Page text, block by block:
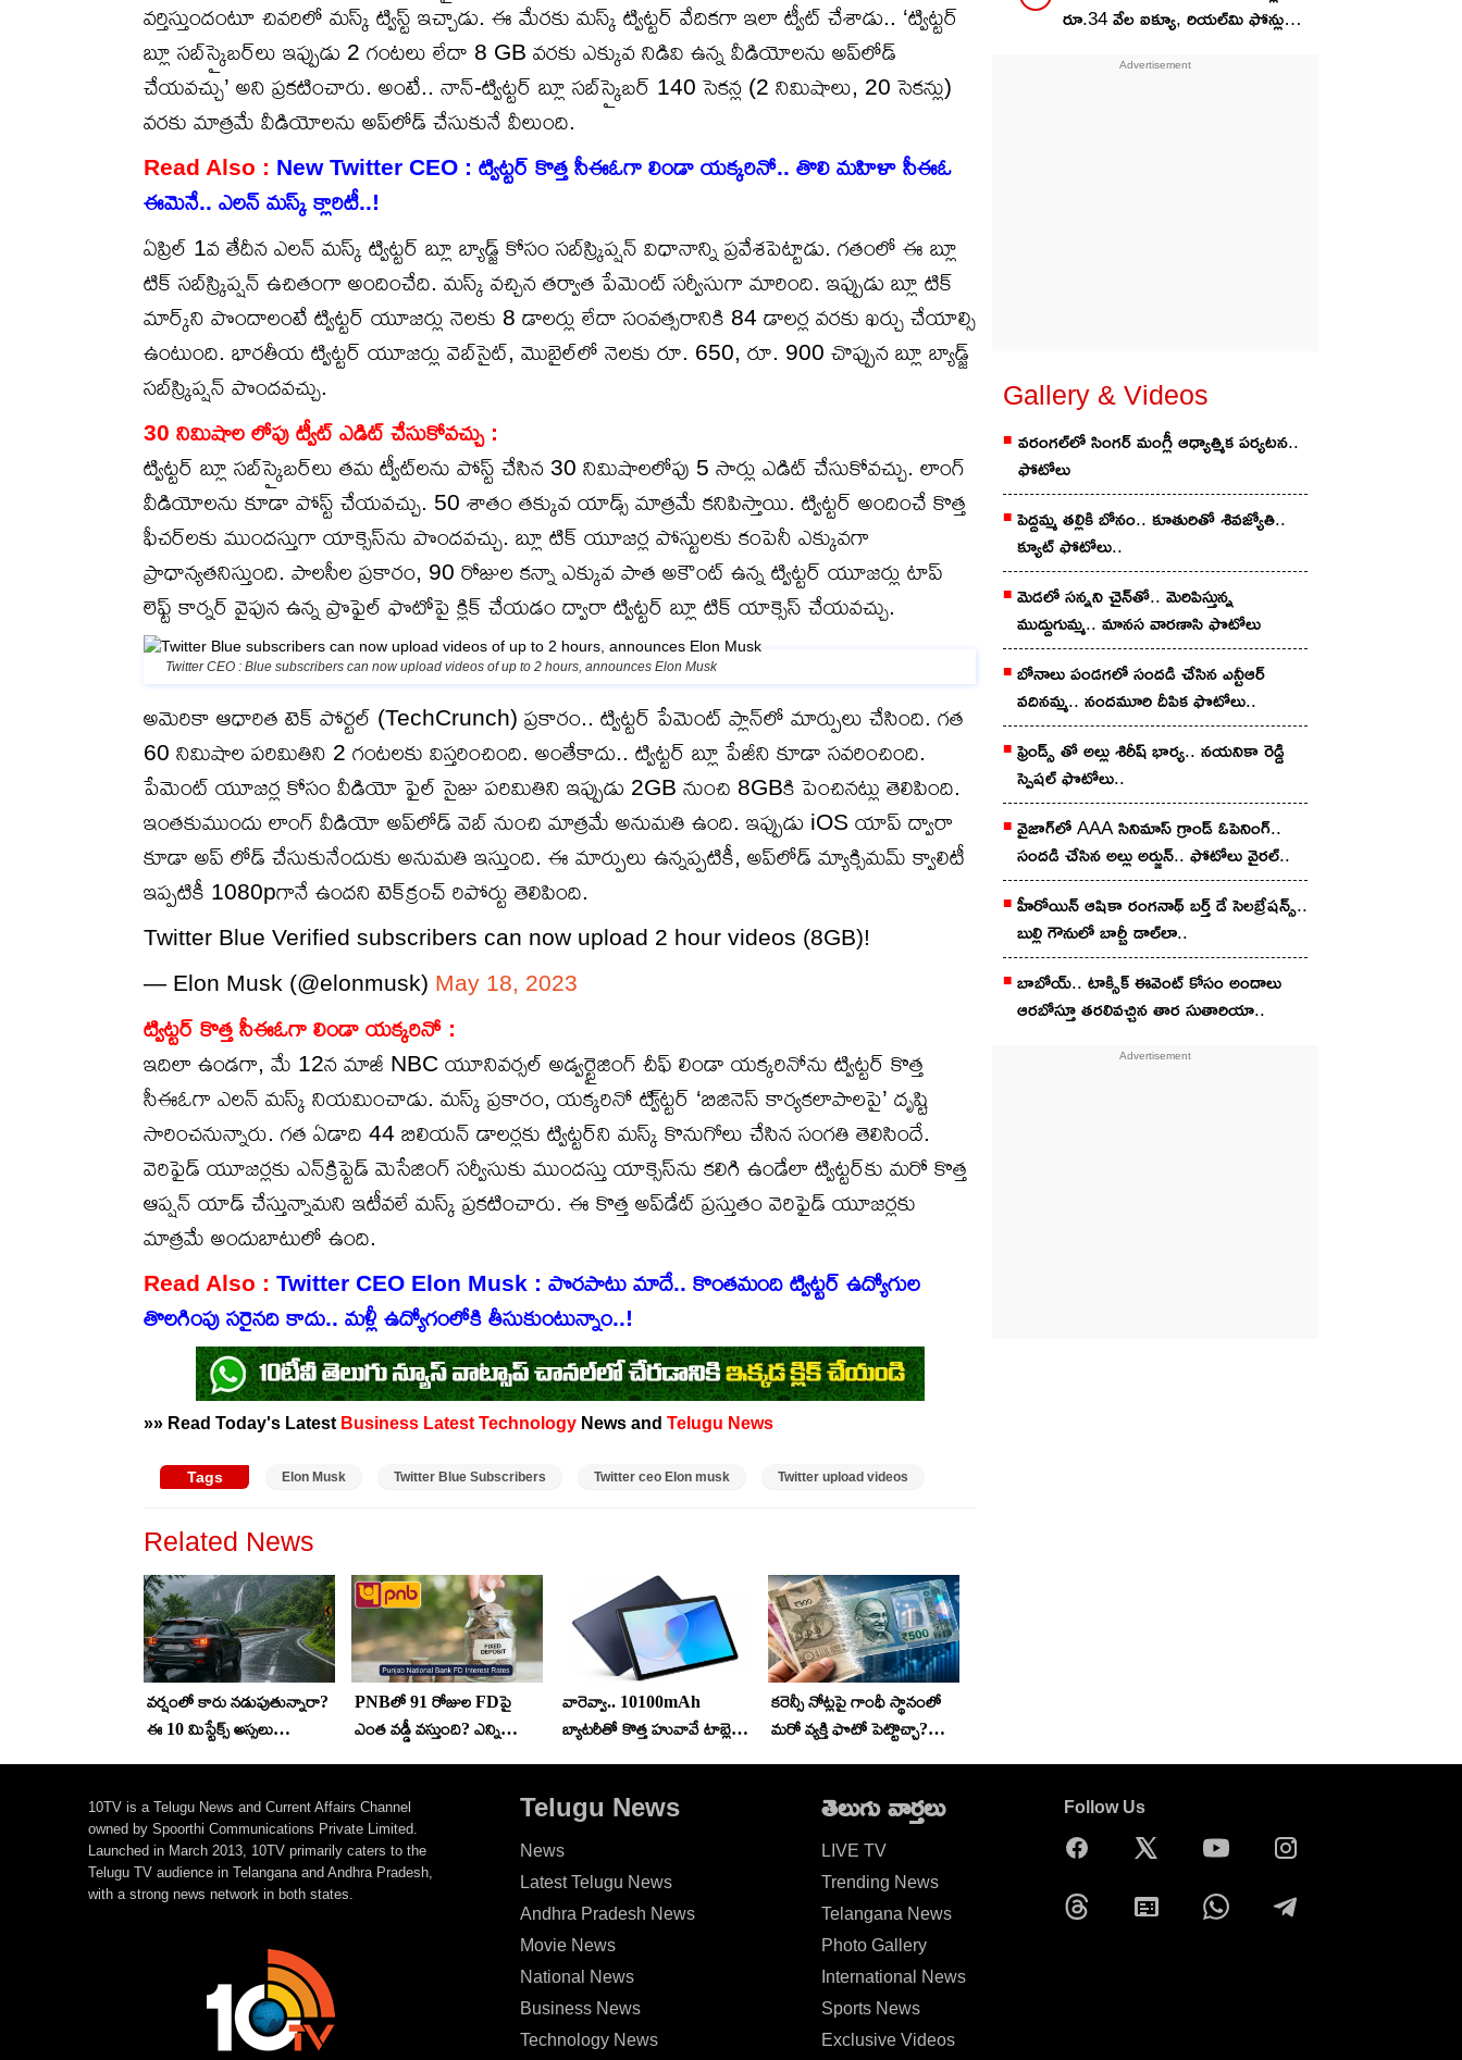
వర్తిస్తుందంటూ చివరిలో మస్క్ ట్విస్ట్ ఇచ్చాడు. ఈ మేరకు మస్క్ ట్విట్టర్ వేదికగా ఇలా ట్వీట్ చేశాడు.. ‘ట్విట్టర్
బ్లూ సబ్‌స్క్రైబర్‌లు ఇప్పుడు 2 గంటలు లేదా 8 GB వరకు ఎక్కువ నిడివి ఉన్న వీడియోలను అప్‌లోడ్
చేయవచ్చు’ అని ప్రకటించారు. అంటే.. నాన్-ట్విట్టర్ బ్లూ సబ్‌స్క్రైబర్ 140 సెకన్ల (2 నిమిషాలు, 20 సెకన్లు)
వరకు మాత్రమే వీడియోలను అప్‌లోడ్ చేసుకునే వీలుంది.
Read Also : New Twitter CEO : ట్విట్టర్ కొత్త సీఈఓగా లిండా యక్కరినో.. తొలి మహిళా సీఈఓ
ఈమెనే.. ఎలన్ మస్క్ క్లారిటీ..!
ఏప్రిల్ 1వ తేదీన ఎలన్ మస్క్ ట్విట్టర్ బ్లూ బ్యాడ్జ్ కోసం సబ్‌స్ర్కిప్షన్ విధానాన్ని ప్రవేశపెట్టాడు. గతంలో ఈ బ్లూ
టిక్ సబ్‌స్ర్కిప్షన్ ఉచితంగా అందించేది. మస్క్ వచ్చిన తర్వాత పేమెంట్ సర్వీసుగా మారింది. ఇప్పుడు బ్లూ టిక్
మార్క్‌ని పొందాలంటే ట్విట్టర్ యూజర్లు నెలకు 8 డాలర్లు లేదా సంవత్సరానికి 84 డాలర్ల వరకు ఖర్చు చేయాల్సి
ఉంటుంది. భారతీయ ట్విట్టర్ యూజర్లు వెబ్‌సైట్, మొబైల్‌లో నెలకు రూ. 650, రూ. 900 చొప్పున బ్లూ బ్యాడ్జ్
సబ్‌స్ర్కిప్షన్ పొందవచ్చు.
30 నిమిషాల లోపు ట్వీట్ ఎడిట్ చేసుకోవచ్చు :
ట్విట్టర్ బ్లూ సబ్‌స్క్రైబర్‌లు తమ ట్వీట్‌లను పోస్ట్ చేసిన 30 నిమిషాలలోపు 5 సార్లు ఎడిట్ చేసుకోవచ్చు. లాంగ్
వీడియోలను కూడా పోస్ట్ చేయవచ్చు. 50 శాతం తక్కువ యాడ్స్ మాత్రమే కనిపిస్తాయి. ట్విట్టర్ అందించే కొత్త
ఫీచర్‌లకు ముందస్తుగా యాక్సెస్‌ను పొందవచ్చు. బ్లూ టిక్ యూజర్ల పోస్టులకు కంపెనీ ఎక్కువగా
ప్రాధాన్యతనిస్తుంది. పాలసీల ప్రకారం, 90 రోజుల కన్నా ఎక్కువ పాత అకౌంట్ ఉన్న ట్విట్టర్ యూజర్లు టాప్
లెఫ్ట్ కార్నర్ వైపున ఉన్న ప్రొఫైల్ ఫొటోపై క్లిక్ చేయడం ద్వారా ట్విట్టర్ బ్లూ టిక్ యాక్సెస్ చేయవచ్చు.
Twitter CEO : Blue subscribers can now upload videos of up to 2 hours, announces Elon Musk
అమెరికా ఆధారిత టెక్ పోర్టల్ (TechCrunch) ప్రకారం.. ట్విట్టర్ పేమెంట్ ప్లాన్‌లో మార్పులు చేసింది. గత
60 నిమిషాల పరిమితిని 2 గంటలకు విస్తరించింది. అంతేకాదు.. ట్విట్టర్ బ్లూ పేజీని కూడా సవరించింది.
పేమెంట్ యూజర్ల కోసం వీడియో ఫైల్ సైజు పరిమితిని ఇప్పుడు 2GB నుంచి 8GBకి పెంచినట్లు తెలిపింది.
ఇంతకుముందు లాంగ్ వీడియో అప్‌లోడ్ వెబ్ నుంచి మాత్రమే అనుమతి ఉంది. ఇప్పుడు iOS యాప్ ద్వారా
కూడా అప్ లోడ్ చేసుకునేందుకు అనుమతి ఇస్తుంది. ఈ మార్పులు ఉన్నప్పటికీ, అప్‌లోడ్ మ్యాక్సిమమ్ క్వాలిటీ
ఇప్పటికీ 1080pగానే ఉందని టెక్‌క్రంచ్ రిపోర్టు తెలిపింది.
Twitter Blue Verified subscribers can now upload 2 hour videos (8GB)!
— Elon Musk (@elonmusk) May 18, 2023
ట్విట్టర్ కొత్త సీఈఓగా లిండా యక్కరినో :
ఇదిలా ఉండగా, మే 12న మాజీ NBC యూనివర్సల్ అడ్వర్టైజింగ్ చీఫ్‌ లిండా యక్కరినోను ట్విట్టర్ కొత్త
సీఈఓగా ఎలన్ మస్క్ నియమించాడు. మస్క్ ప్రకారం, యక్కరినో ట్వి్ట్టర్ ‘బిజినెస్ కార్యకలాపాలపై’ దృష్టి
సారించనున్నారు. గత ఏడాది 44 బిలియన్ డాలర్లకు ట్విట్టర్‌ని మస్క్ కొనుగోలు చేసిన సంగతి తెలిసిందే.
వెరిఫైడ్ యూజర్లకు ఎన్‌క్రిప్టెడ్ మెసేజింగ్ సర్వీసుకు ముందస్తు యాక్సెస్‌ను కలిగి ఉండేలా ట్విట్టర్‌కు మరో కొత్త
ఆప్షన్ యాడ్ చేస్తున్నామని ఇటీవలే మస్క్ ప్రకటించారు. ఈ కొత్త అప్‌డేట్ ప్రస్తుతం వెరిఫైడ్ యూజర్లకు
మాత్రమే అందుబాటులో ఉంది.
Read Also : Twitter CEO Elon Musk : పొరపాటు మాదే.. కొంతమంది ట్విట్టర్ ఉద్యోగుల
తొలగింపు సరైనది కాదు.. మళ్లీ ఉద్యోగంలోకి తీసుకుంటున్నాం..!
»» Read Today's Latest Business Latest Technology News and Telugu News
Tags Elon Musk Twitter Blue Subscribers Twitter ceo Elon musk Twitter upload videos
Related News
వర్షంలో కారు నడుపుతున్నారా?
ఈ 10 మిస్టేక్స్ అస్సలు
PNBలో 91 రోజుల FDపై
ఎంత వడ్డీ వస్తుంది? ఎన్ని
వారెవ్వా.. 10100mAh
బ్యాటరీతో కొత్త హువావే టాబ్లెట్
కరెన్సీ నోట్లపై గాంధీ స్థానంలో
మరో వ్యక్తి ఫొటో పెట్టొచ్చా?
రూ.34 వేల ఐక్యూ, రియల్‌మి ఫోన్లు
Gallery & Videos
వ‌రంగ‌ల్‌లో సింగ‌ర్ మంగ్లీ ఆధ్యాత్మిక ప‌ర్య‌ట‌న‌..
ఫోటోలు
పెద్దమ్మ తల్లికి బోనం.. కూతురితో శివ‌జ్యోతి..
క్యూట్ ఫోటోలు..
మెడలో సన్నని చైన్‌తో.. మెరిపిస్తున్న
ముద్దుగుమ్మ.. మానస వారణాసి ఫొటోలు
బోనాలు పండగలో సందడి చేసిన ఎన్టీఆర్
వదినమ్మ.. నందమూరి దీపిక ఫొటోలు..
ఫ్రెండ్స్ తో అల్లు శిరీష్ భార్య.. నయనికా రెడ్డి
స్పెషల్ ఫొటోలు..
వైజాగ్‌లో AAA సినిమాస్ గ్రాండ్ ఓపెనింగ్..
సందడి చేసిన అల్లు అర్జున్.. ఫోటోలు వైరల్..
హీరోయిన్ ఆషికా రంగనాథ్ బర్త్ డే సెలబ్రేషన్స్..
బుల్లి గౌనులో బార్బీ డాల్‌‌లా..
బాబోయ్.. టాక్సిక్ ఈవెంట్ కోసం అందాలు
ఆరబోస్తూ తరలివచ్చిన తార సుతారియా..
10TV is a Telugu News and Current Affairs Channel
owned by Spoorthi Communications Private Limited.
Launched in March 2013, 10TV primarily caters to the
Telugu TV audience in Telangana and Andhra Pradesh,
with a strong news network in both states.
Telugu News
News
Latest Telugu News
Andhra Pradesh News
Movie News
National News
Business News
Technology News
తెలుగు వార్తలు
LIVE TV
Trending News
Telangana News
Photo Gallery
International News
Sports News
Exclusive Videos
Follow Us